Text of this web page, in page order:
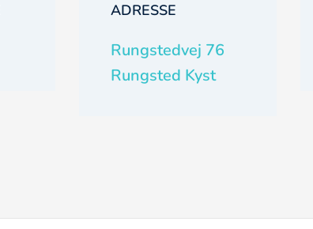
ADRESSE
Rungstedvej 76
Rungsted Kyst